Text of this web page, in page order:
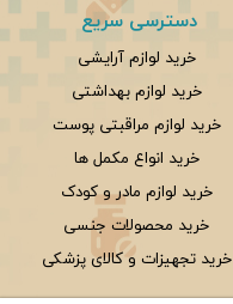
دسترسی سریع
خرید لوازم آرایشی
خرید لوازم بهداشتی
خرید لوازم مراقبتی پوست
خرید انواع مکمل ها
خرید لوازم مادر و کودک
خرید محصولات جنسی
خرید تجهیزات و کالای پزشکی